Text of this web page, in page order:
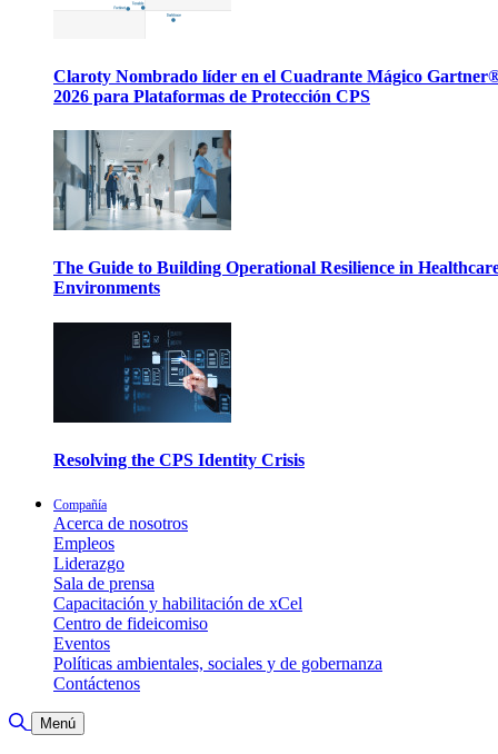
Claroty Nombrado líder en el Cuadrante Mágico
2026 para Plataformas de Protección CPS
The Guide to Building Operational Resilience in
Environments
Resolving the CPS Identity Crisis
Compañía
Acerca de nosotros
Empleos
Liderazgo
Sala de prensa
Capacitación y habilitación de xCel
Centro de fideicomiso
Eventos
Políticas ambientales, sociales y de gobernanza
Contáctenos
Alternar búsqueda
Menú